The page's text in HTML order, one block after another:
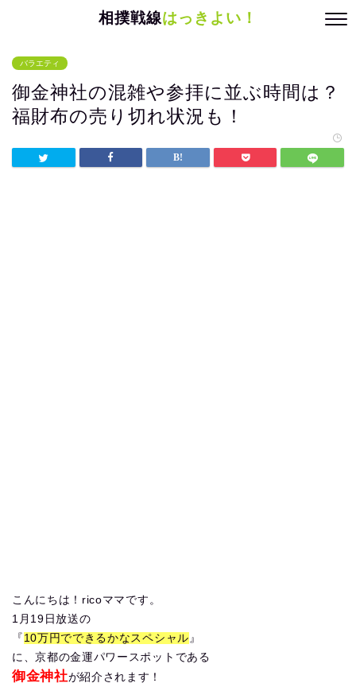
相撲戦線はっきよい！
バラエティ
御金神社の混雑や参拝に並ぶ時間は？
福財布の売り切れ状況も！
こんにちは！ricoママです。
1月19日放送の
『 10万円でできるかなスペシャル』
に、京都の金運パワースポットである
御金神社が紹介されます！